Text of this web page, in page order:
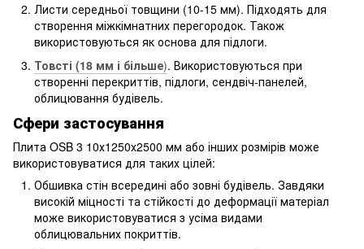
Листи середньої товщини (10-15 мм). Підходять для
створення міжкімнатних перегородок. Також
використовуються як основа для підлоги.
Товсті (18 мм і більше). Використовуються при
створенні перекриттів, підлоги, сендвіч-панелей,
облицювання будівель.
Сфери застосування
Плита OSB 3 10х1250х2500 мм або інших розмірів може
використовуватися для таких цілей:
Обшивка стін всередині або зовні будівель. Завдяки
високій міцності та стійкості до деформації матеріал
може використовуватися з усіма видами
облицювальних покриттів.